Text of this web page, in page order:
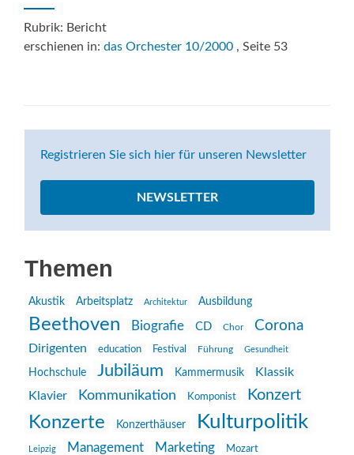
Rubrik: Bericht
erschienen in: das Orchester 10/2000 , Seite 53
Registrieren Sie sich hier für unseren Newsletter
NEWSLETTER
Themen
Akustik Arbeitsplatz Architektur Ausbildung
Beethoven Biografie CD Chor Corona
Dirigenten education Festival Führung Gesundheit
Hochschule Jubiläum Kammermusik
Klassik
Klavier
Kommunikation Komponist Konzert
Konzerte Konzerthäuser Kulturpolitik
Leipzig Management Marketing Mozart